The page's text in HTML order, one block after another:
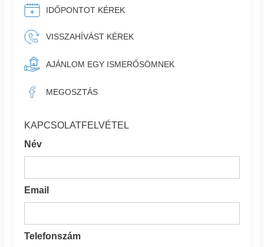
IDŐPONTOT KÉREK
VISSZAHÍVÁST KÉREK
AJÁNLOM EGY ISMERŐSÖMNEK
MEGOSZTÁS
KAPCSOLATFELVÉTEL
Név
Email
Telefonszám